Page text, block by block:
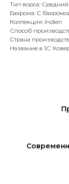
Тип ворса:
Бахрома: С
Коллекция: Indien
Способ
Страна
Название в 1С: